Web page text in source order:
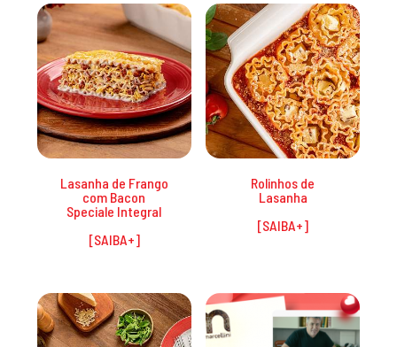
Lasanha de Frango
com Bacon
Speciale Integral
Rolinhos de
Lasanha